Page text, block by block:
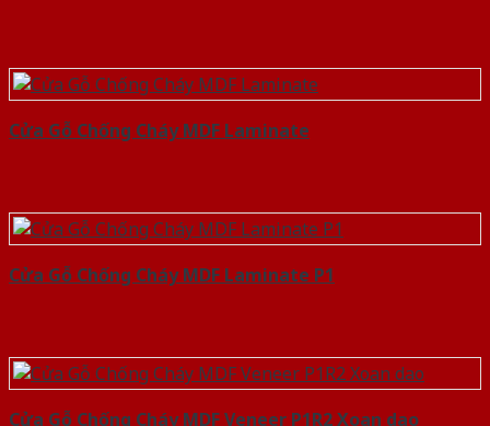
Cửa Gỗ Chống Cháy MDF Laminate
Cửa Gỗ Chống Cháy MDF Laminate P1
Cửa Gỗ Chống Cháy MDF Veneer P1R2 Xoan dao